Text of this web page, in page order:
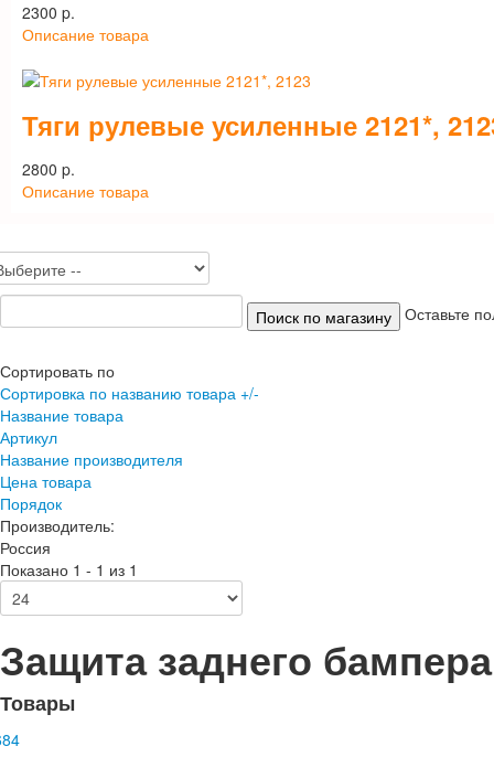
2300 p.
Описание товара
Тяги рулевые усиленные 2121*,
2800 p.
Описание товара
Оставьте
Сортировать по
Сортировка по названию товара +/-
Название товара
Артикул
Название производителя
Цена товара
Порядок
Производитель:
Россия
Показано 1 - 1 из 1
Защита заднего бампера
Товары